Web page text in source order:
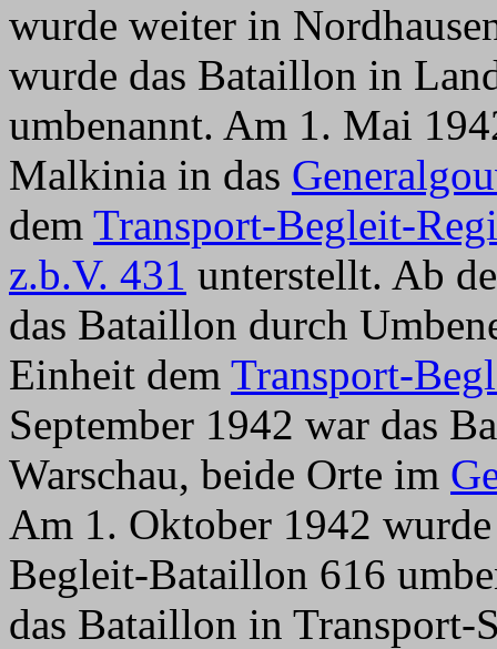
wurde weiter in
wurde das Bataillon in
umbenannt. Am 1. Mai
Malkinia in das
dem Transport-Begleit-
z.b.V. 431 unterstellt. Ab
das Bataillon durch
Einheit dem Transport-
September 1942 war das
Warschau, beide Orte im
Am 1. Oktober 1942
Begleit-Bataillon 616
das Bataillon in Transport-